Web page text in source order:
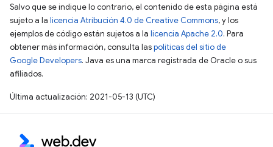
Salvo que se indique lo contrario, el contenido de esta página está
sujeto a la licencia Atribución 4.0 de Creative Commons, y los
ejemplos de código están sujetos a la licencia Apache 2.0. Para
obtener más información, consulta laspolíticas del sitio de
Google Developers. Java es una marca registrada de Oracle o sus
afiliados.
Última actualización: 2021-05-13 (UTC)